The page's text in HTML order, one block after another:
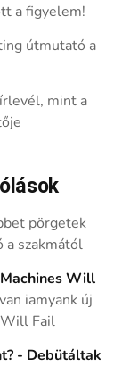
a figyelem!
útmutató a
mint a
pörgetek
a szakmától
Will
iamyank új
Fail
- Debütáltak